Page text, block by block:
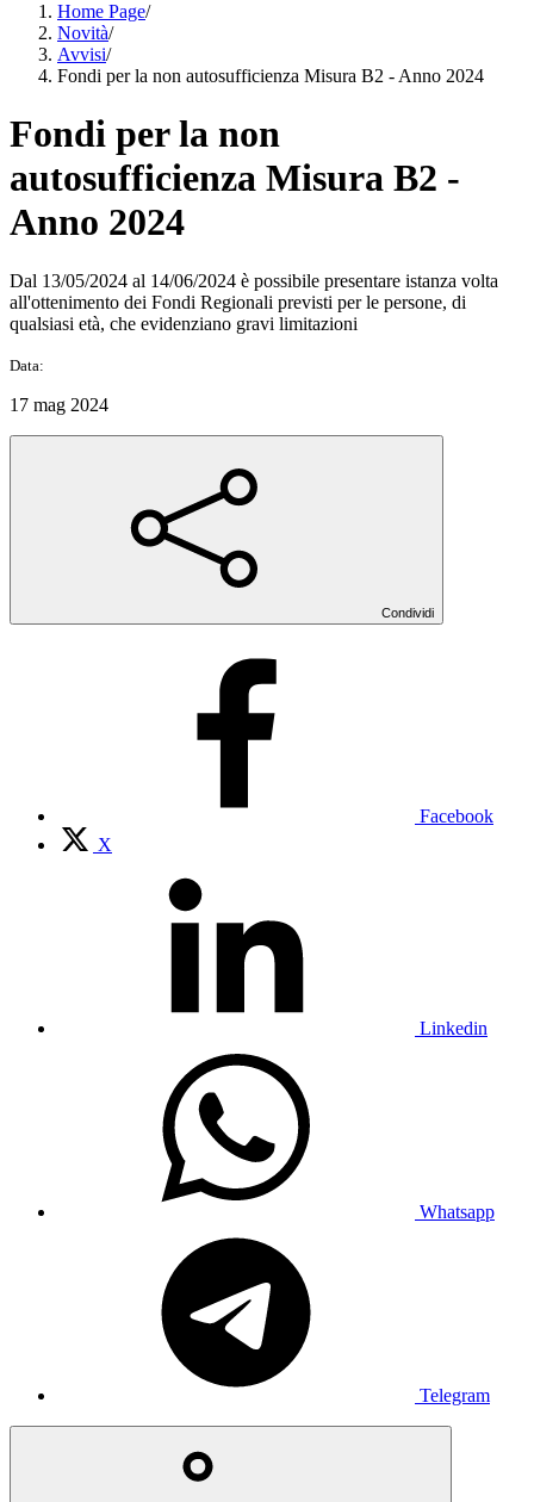
Home Page/
Novità/
Avvisi/
Fondi per la non autosufficienza Misura B2 - Anno 2024
Fondi per la non
autosufficienza Misura B2 -
Anno 2024
Dal 13/05/2024 al 14/06/2024 è possibile presentare istanza volta
all'ottenimento dei Fondi Regionali previsti per le persone, di
qualsiasi età, che evidenziano gravi limitazioni
Data:
17 mag 2024
Condividi
Facebook
X
Linkedin
Whatsapp
Telegram